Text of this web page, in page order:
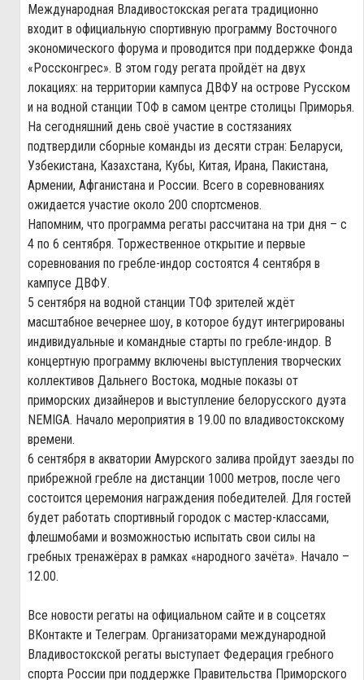
Международная Владивостокская регата традиционно
входит в официальную спортивную программу Восточного
экономического форума и проводится при поддержке Фонда
«Россконгрес». В этом году регата пройдёт на двух
локациях: на территории кампуса ДВФУ на острове Русском
и на водной станции ТОФ в самом центре столицы Приморья.
На сегодняшний день своё участие в состязаниях
подтвердили сборные команды из десяти стран: Беларуси,
Узбекистана, Казахстана, Кубы, Китая, Ирана, Пакистана,
Армении, Афганистана и России. Всего в соревнованиях
ожидается участие около 200 спортсменов.
Напомним, что программа регаты рассчитана на три дня – с
4 по 6 сентября. Торжественное открытие и первые
соревнования по гребле-индор состоятся 4 сентября в
кампусе ДВФУ.
5 сентября на водной станции ТОФ зрителей ждёт
масштабное вечернее шоу, в которое будут интегрированы
индивидуальные и командные старты по гребле-индор. В
концертную программу включены выступления творческих
коллективов Дальнего Востока, модные показы от
приморских дизайнеров и выступление белорусского дуэта
NEMIGA. Начало мероприятия в 19.00 по владивостокскому
времени.
6 сентября в акватории Амурского залива пройдут заезды по
прибрежной гребле на дистанции 1000 метров, после чего
состоится церемония награждения победителей. Для гостей
будет работать спортивный городок с мастер-классами,
флешмобами и возможностью испытать свои силы на
гребных тренажёрах в рамках «народного зачёта». Начало –
12.00.
Все новости регаты наофициальном сайте и в соцсетях
ВКонтакте иТелеграм. Организаторами международной
Владивостокской регаты выступает Федерация гребного
спорта России при поддержке Правительства Приморского